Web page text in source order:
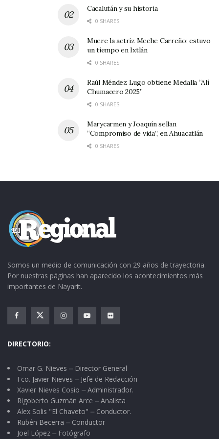
Cacalután y su historia
0 SHARES
Muere la actriz Meche Carreño; estuvo
un tiempo en Ixtlán
0 SHARES
Raúl Méndez Lugo obtiene Medalla “Alí
Chumacero 2025”
0 SHARES
Marycarmen y Joaquín sellan
“Compromiso de vida”, en Ahuacatlán
0 SHARES
Somos un medio de comunicación con 29 años de trayectoria.
Por nuestras páginas han aparecido los acontecimientos más
importantes de Nayarit.
DIRECTORIO:
Omar G. Nieves ⏤ Director General
Fco. Javier Nieves ⏤ Jefe de Redacción
Xavier Nieves Cosio ⏤ Administrador.
Rigoberto Guzmán Arce ⏤ Analista
Alex Solis "El Chaveto" ⏤ Conductor.
Rubén Becerra ⏤ Conductor
Joel López ⏤ Fotógrafo